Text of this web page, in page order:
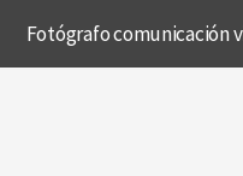
Fotógrafo comunicación